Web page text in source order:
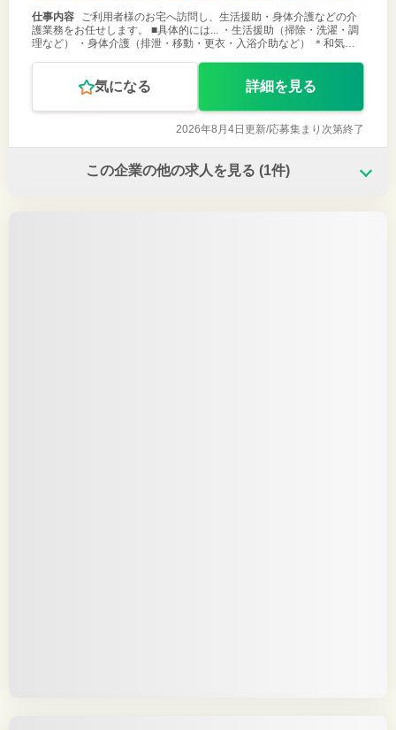
仕事内容
ご利用者様のお宅へ訪問し、生活援助・身体介護などの介
護業務をお任せします。 ■具体的には... ・生活援助（掃除・洗濯・調
理など） ・身体介護（排泄・移動・更衣・入浴介助など） ＊和気あ
気になる 詳細を見る
2026年8月4日更新/応募集まり次第終了
この企業の他の求人を見る (1件)